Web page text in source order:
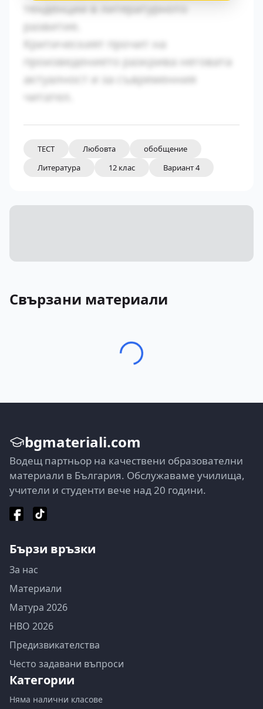
развитие.
Критическият прочит на
произведението разкрива неговата
актуалност и за съвременния
читател.
ТЕСТ Любовта
обобщение
Литература
12 клас Вариант 4
Свързани материали
bgmateriali.com
Водещ партньор на качествени образователни
материали в България. Обслужаваме училища,
учители и студенти вече над 20 години.
Бързи връзки
За нас
Материали
Матура 2026
НВО 2026
Предизвикателства
Често задавани въпроси
Категории
Няма налични класове